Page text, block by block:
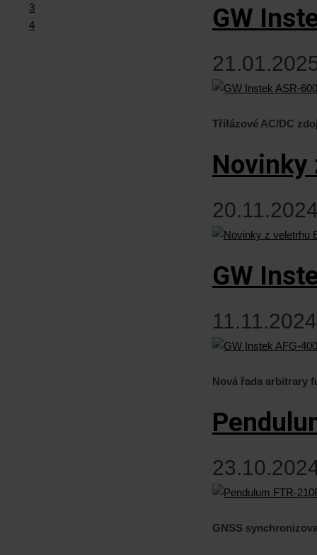
GW
Třífázové AC/DC
Novinky
GW
Nová řada arbitrary
GNSS
3
4